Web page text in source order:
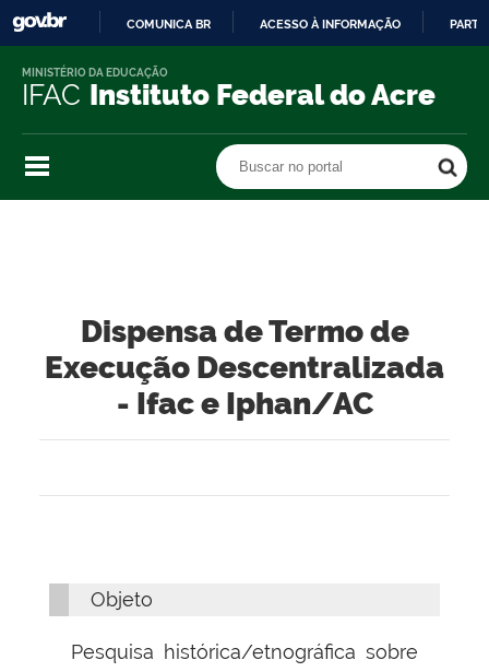
O
COMUNICA BR ACESSO À INFORMAÇÃO
IFAC Instituto Federal do Acre
MINISTÉRIO DA EDUCAÇÃO
Buscar no portal
Dispensa de Termo de
Execução Descentralizada
- Ifac e Iphan/AC
Objeto
Pesquisa histórica/etnográfica sobre